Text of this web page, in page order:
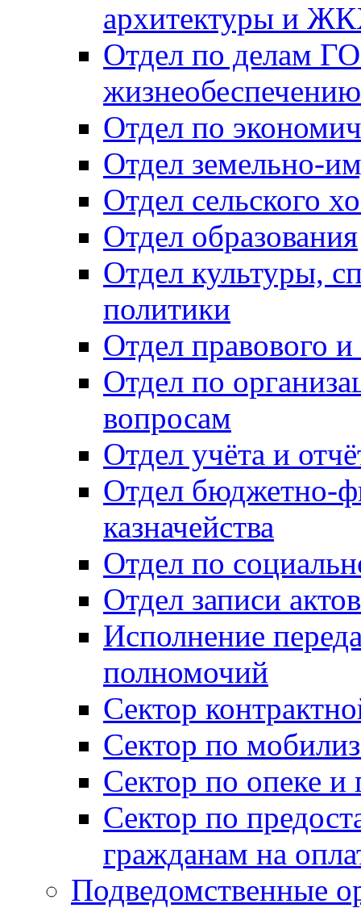
архитектуры и
Отдел по делам
Отдел по
Отдел земельно-
Отдел сельского
Отдел образования
Отдел культуры,
политики
Отдел правового
Отдел по
вопросам
Отдел учёта и
Отдел бюджетно-
казначейства
Отдел по
Отдел записи
Исполнение
полномочий
Сектор
Сектор по
Сектор по опеке и
Сектор по
гражданам на
Подведомственные